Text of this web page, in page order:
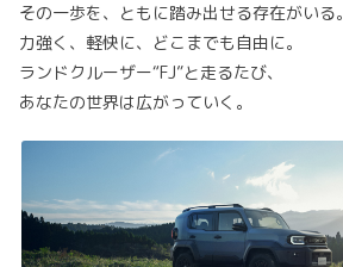
その一歩を、ともに踏み出せる存在がいる。
力強く、軽快に、どこまでも自由に。
ランドクルーザー“FJ”と走るたび、
あなたの世界は広がっていく。